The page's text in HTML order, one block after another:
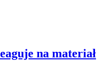
na materiał